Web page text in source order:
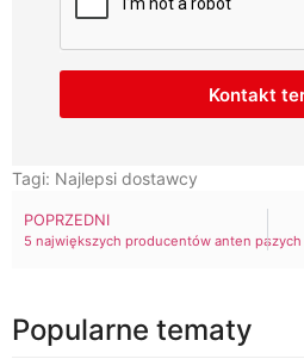
Kontakt
Tagi: Najlepsi dostawcy
10
POPRZEDNI
5 największych producentów anten
Popularne tematy